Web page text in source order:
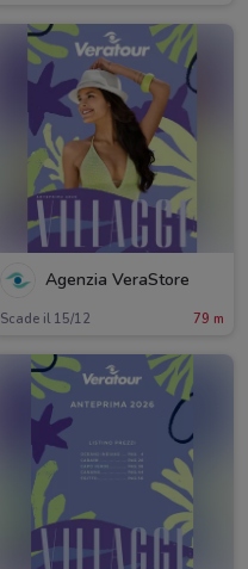
Agenzia VeraStore
Scade il 15/12 79 m